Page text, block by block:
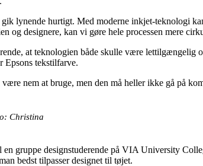
lynende hurtigt. Med moderne inkjet-teknologi
og designere, kan vi gøre hele processen mere
at teknologien både skulle være
Epsons tekstilfarve.
nem at bruge, men den må heller ikke gå på
Christina
gruppe designstuderende på VIA University
bedst tilpasser designet til tøjet.